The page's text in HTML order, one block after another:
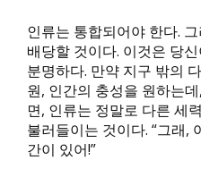
인류는 통합되어야 한다.
배당할 것이다. 이것은 당
분명하다. 만약 지구 밖의
원, 인간의 충성을 원하는
면, 인류는 정말로 다른 세
불러들이는 것이다. “그래,
간이 있어!”